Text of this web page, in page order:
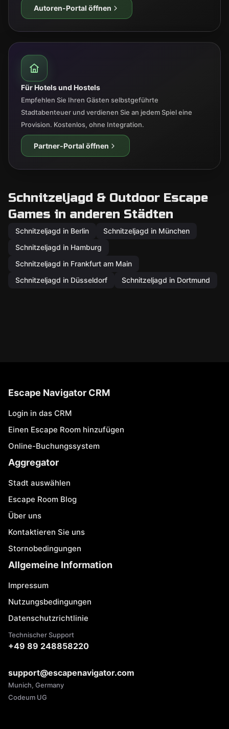
Autoren-Portal öffnen
Für Hotels und Hostels
Empfehlen Sie Ihren Gästen selbstgeführte
Stadtabenteuer und verdienen Sie an jedem Spiel eine
Provision. Kostenlos, ohne Integration.
Partner-Portal öffnen
Schnitzeljagd & Outdoor Escape
Games in anderen Städten
Schnitzeljagd in Berlin
Schnitzeljagd in München
Schnitzeljagd in Hamburg
Schnitzeljagd in Frankfurt am Main
Schnitzeljagd in Düsseldorf
Schnitzeljagd in Dortmund
Escape Navigator CRM
Login in das CRM
Einen Escape Room hinzufügen
Online-Buchungssystem
Aggregator
Stadt auswählen
Escape Room Blog
Über uns
Kontaktieren Sie uns
Stornobedingungen
Allgemeine Information
Impressum
Nutzungsbedingungen
Datenschutzrichtlinie
Technischer Support
+49 89 248858220
support@escapenavigator.com
Munich, Germany
Codeum UG